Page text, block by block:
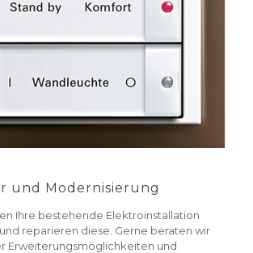
und Modernisierung
Ihre bestehende Elektroinstallation
reparieren diese. Gerne beraten wir
Erweiterungsmöglichkeiten und